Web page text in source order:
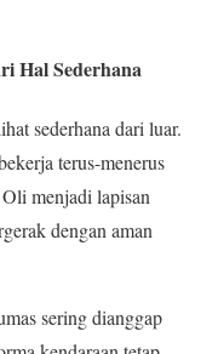
Hal Sederhana
sederhana dari luar.
terus-menerus
menjadi lapisan
dengan aman
sering dianggap